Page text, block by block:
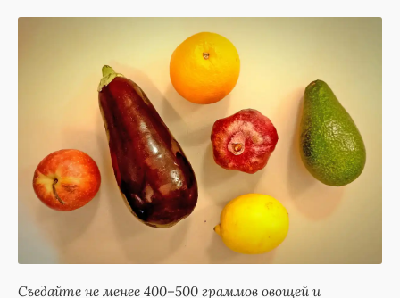
Съедайте не менее 400–500 граммов овощей и